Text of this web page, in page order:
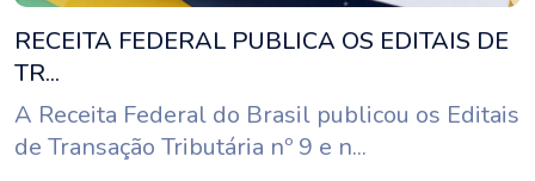
RECEITA FEDERAL PUBLICA OS EDITAIS DE
TR...
A Receita Federal do Brasil publicou os Editais
de Transação Tributária nº 9 e n...